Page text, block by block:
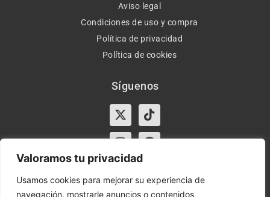
Valoramos tu privacidad
Usamos cookies para mejorar su experiencia de
navegación, mostrarle anuncios o contenidos
Aviso legal
Condiciones de uso y compra
Política de privacidad
Política de cookies
Síguenos
X-
twitter
Tiktok
InstagramFacebook